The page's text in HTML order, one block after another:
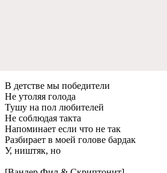
В детстве мы победители
Не утоляя голода
Тушу на пол любителей
Не соблюдая такта
Напоминает если что не так
Разбирает в моей голове бардак
У, ништяк, но